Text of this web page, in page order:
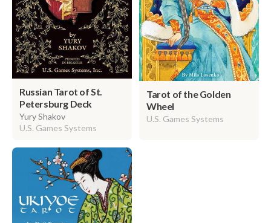
Russian Tarot of St.
Petersburg Deck
Yury Shakov
U.S. Games Systems
Tarot of the Golden
Wheel
U.S. Games Systems